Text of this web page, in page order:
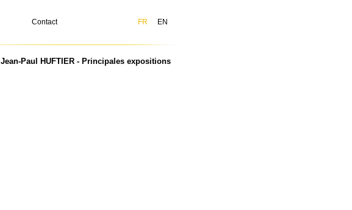
Contact FR EN
Jean-Paul HUFTIER - Principales expositions